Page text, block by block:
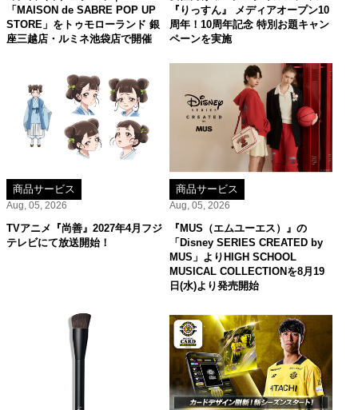
「MAISON de SABRE POP UP
STORE」をトゥモローランド 銀
座三越店・ルミネ池袋店で開催
『りっすん』 メディアオープン10
周年！10周年記念 特別お題キャン
ペーンを実施
商品サービス
Aug, 05, 2026
TVアニメ『尚善』2027年4月フジ
テレビにて放送開始！
商品サービス
Aug, 05, 2026
『MUS（エムユーエス）』の
「Disney SERIES CREATED by
MUS」よりHIGH SCHOOL
MUSICAL COLLECTIONを8月19
日(水)より発売開始